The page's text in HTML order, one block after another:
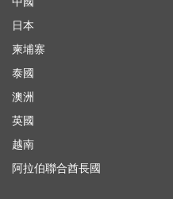
日本
柬埔寨
泰國
澳洲
英國
越南
阿拉伯聯合酋長國